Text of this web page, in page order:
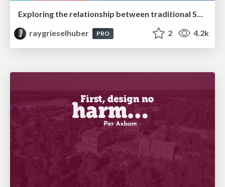
Exploring the relationship between traditional SERPs and Gen AI search
raygrieselhuber
PRO 2 4.2k